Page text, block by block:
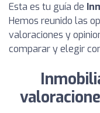
Esta es tu guía de
Hemos reunido las
valoraciones y
comparar y elegir